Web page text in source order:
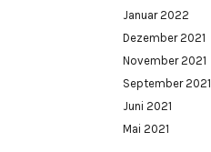
Januar 2022
Dezember 2021
November 2021
September 2021
Juni 2021
Mai 2021